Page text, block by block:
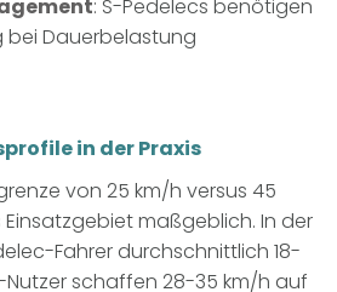
: S-Pedelecs benötigen
bei Dauerbelastung
in der Praxis
von 25 km/h versus 45
maßgeblich. In der
Fahrer durchschnittlich 18-
Nutzer schaffen 28-35 km/h auf